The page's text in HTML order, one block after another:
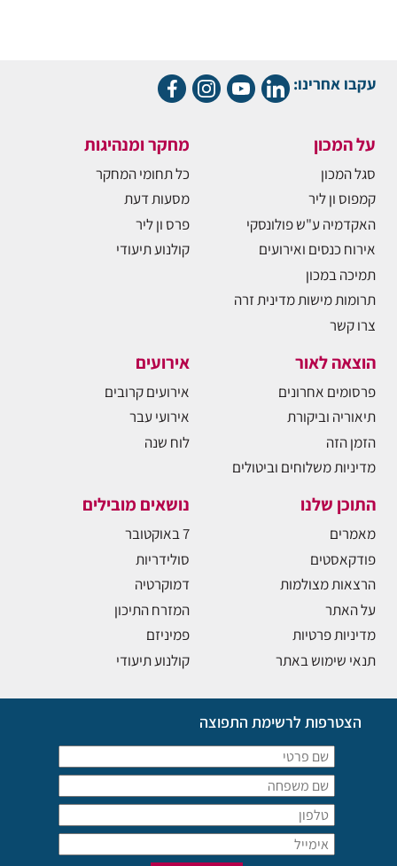
עקבו אחרינו:
על המכון
סגל המכון
קמפוס ון ליר
האקדמיה ע"ש פולונסקי
אירוח כנסים ואירועים
תמיכה במכון
תרומות מישות מדינית זרה
צרו קשר
מחקר ומנהיגות
כל תחומי המחקר
מסעות דעת
פרס ון ליר
קולנוע תיעודי
הוצאה לאור
פרסומים אחרונים
תיאוריה וביקורת
הזמן הזה
מדיניות משלוחים וביטולים
אירועים
אירועים קרובים
אירועי עבר
לוח שנה
התוכן שלנו
מאמרים
פודקאסטים
הרצאות מצולמות
על האתר
מדיניות פרטיות
תנאי שימוש באתר
נושאים מובילים
7 באוקטובר
סולידריות
דמוקרטיה
המזרח התיכון
פמיניזם
קולנוע תיעודי
הצטרפות לרשימת התפוצה